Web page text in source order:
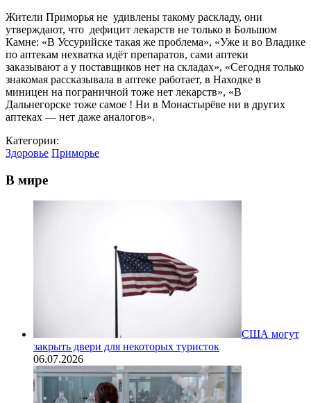
Жители Приморья не удивлены такому раскладу, они
утверждают, что дефицит лекарств не только в Большом
Камне: «В Уссурийске такая же проблема», «Уже и во Владике
по аптекам нехватка идёт препаратов, сами аптеки
заказывают а у поставщиков нет на складах», «Сегодня только
знакомая рассказывала в аптеке работает, в Находке в
миницен на пограничной тоже нет лекарств», «В
Дальнегорске тоже самое ! Ни в Монастырёве ни в других
аптеках — нет даже аналогов».
Категории:
Здоровье Приморье
В мире
США могут
закрыть двери для некоторых туристок
06.07.2026